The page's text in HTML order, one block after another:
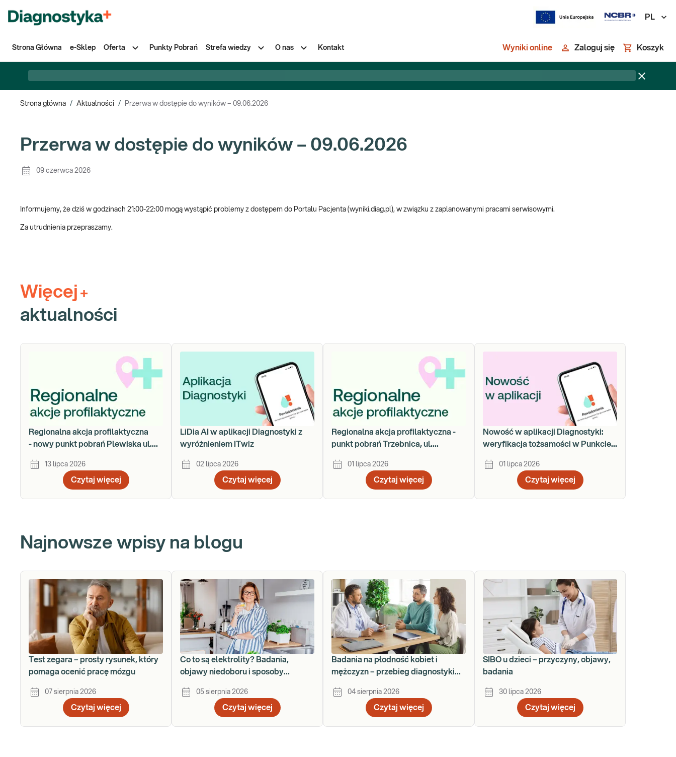
PL
Strona Główna e-Sklep Oferta Punkty Pobrań Strefa wiedzy O nas Kontakt Wyniki online Zaloguj się Koszyk
Strona główna / Aktualności / Przerwa w dostępie do wyników – 09.06.2026
Przerwa w dostępie do wyników – 09.06.2026
09 czerwca 2026
Informujemy, że dziś w godzinach 21:00-22:00 mogą wystąpić problemy z dostępem do Portalu Pacjenta (wyniki.diag.pl), w związku z zaplanowanymi pracami serwisowymi.
Za utrudnienia przepraszamy.
Więcej +
aktualności
Regionalna akcja profilaktyczna
- nowy punkt pobrań Plewiska ul.
13 lipca 2026
Czytaj więcej
LiDia AI w aplikacji Diagnostyki z
wyróżnieniem ITwiz
02 lipca 2026
Czytaj więcej
Regionalna akcja profilaktyczna -
punkt pobrań Trzebnica, ul.
01 lipca 2026
Czytaj więcej
Nowość w aplikacji Diagnostyki:
weryfikacja tożsamości w Punkcie
01 lipca 2026
Czytaj więcej
Najnowsze wpisy na blogu
Test zegara – prosty rysunek, który
pomaga ocenić pracę mózgu
07 sierpnia 2026
Czytaj więcej
Co to są elektrolity? Badania,
objawy niedoboru i sposoby
05 sierpnia 2026
Czytaj więcej
Badania na płodność kobiet i
mężczyzn – przebieg diagnostyki
04 sierpnia 2026
Czytaj więcej
SIBO u dzieci – przyczyny, objawy,
badania
30 lipca 2026
Czytaj więcej